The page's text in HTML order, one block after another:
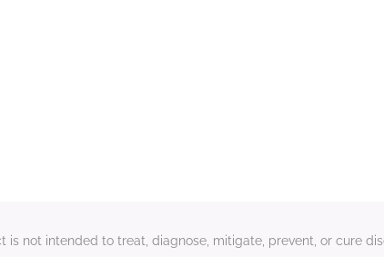
is not intended to treat, diagnose, mitigate, prevent, or cure